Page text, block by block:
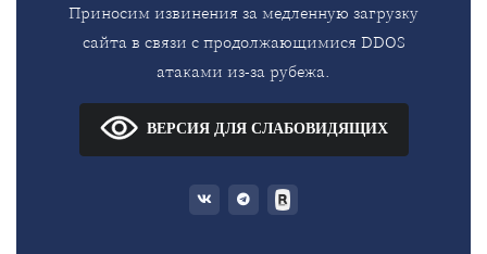
Приносим извинения за медленную загрузку
сайта в связи с продолжающимися DDOS
атаками из-за рубежа.
ВЕРСИЯ ДЛЯ СЛАБОВИДЯЩИХ